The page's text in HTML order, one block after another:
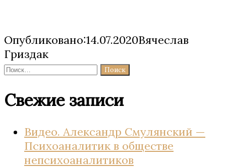
Опубликовано:14.07.2020Вячеслав
Гриздак
Найти:
Свежие записи
Видео. Александр Смулянский —
Психоаналитик в обществе
непсихоаналитиков